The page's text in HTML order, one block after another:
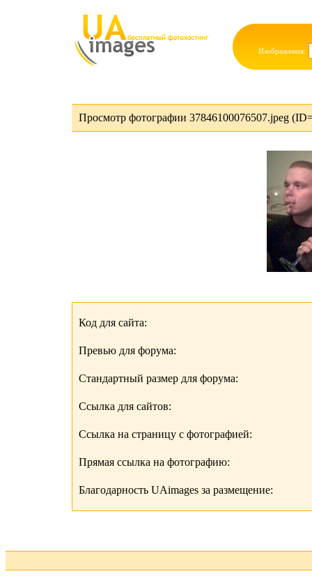
Изображения:
Просмотр фотографии 37846100076507.jpeg
Код для сайта:
Превью для форума:
Стандартный размер для форума:
Ссылка для сайтов:
Ссылка на страницу с фотографией:
Прямая ссылка на фотографию:
Благодарность UAimages за размещение: